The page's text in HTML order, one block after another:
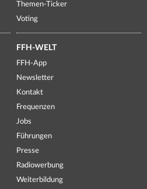
Themen-Ticker
Voting
FFH-WELT
FFH-App
Newsletter
Kontakt
Frequenzen
Jobs
Führungen
Presse
Radiowerbung
Weiterbildung